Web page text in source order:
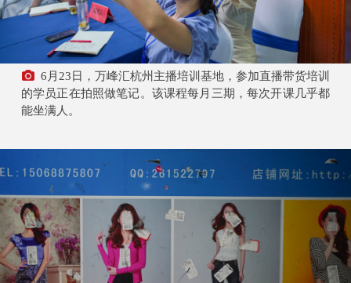
6月23日，万峰汇杭州主播培训基地，参加直播带货培训
的学员正在拍照做笔记。该课程每月三期，每次开课几乎都
能坐满人。